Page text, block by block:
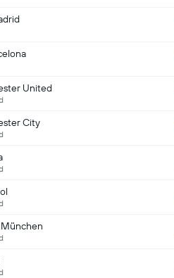
United
City